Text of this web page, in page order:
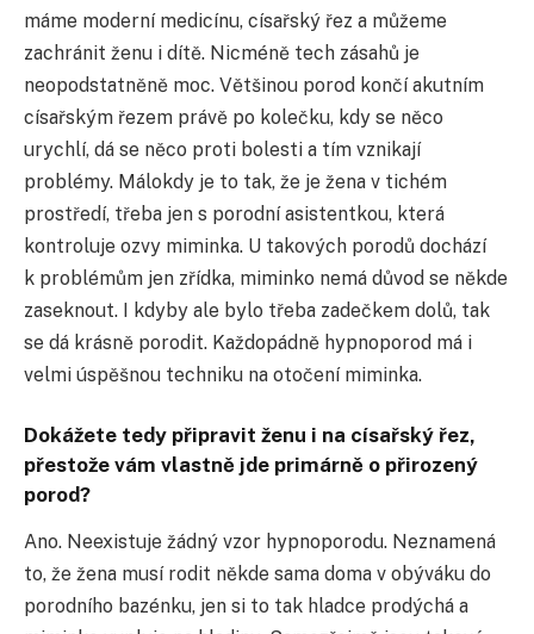
máme moderní medicínu, císařský řez a můžeme
zachránit ženu i dítě. Nicméně tech zásahů je
neopodstatněně moc. Většinou porod končí akutním
císařským řezem právě po kolečku, kdy se něco
urychlí, dá se něco proti bolesti a tím vznikají
problémy. Málokdy je to tak, že je žena v tichém
prostředí, třeba jen s porodní asistentkou, která
kontroluje ozvy miminka. U takových porodů dochází
k problémům jen zřídka, miminko nemá důvod se někde
zaseknout. I kdyby ale bylo třeba zadečkem dolů, tak
se dá krásně porodit. Každopádně hypnoporod má i
velmi úspěšnou techniku na otočení miminka.
Dokážete tedy připravit ženu i na císařský řez,
přestože vám vlastně jde primárně o přirozený
porod?
Ano. Neexistuje žádný vzor hypnoporodu. Neznamená
to, že žena musí rodit někde sama doma v obýváku do
porodního bazénku, jen si to tak hladce prodýchá a